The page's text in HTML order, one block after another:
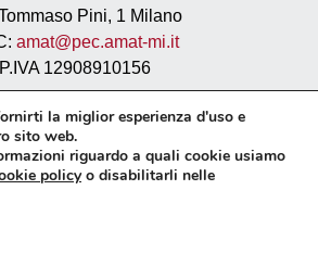
Pini, 1 Milano
amat@pec.amat-mi.it
P.IVA 12908910156
Privacy
Cookie policy
istituzionale AMAT
la miglior esperienza d'uso e
sito web.
riguardo a quali cookie usiamo
policyo disabilitarli nelle